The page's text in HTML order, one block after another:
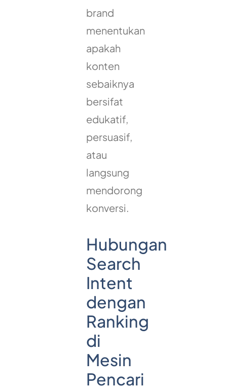
brand
menentukan
apakah
konten
sebaiknya
bersifat
edukatif,
persuasif,
atau
langsung
mendorong
konversi.
Hubungan
Search
Intent
dengan
Ranking
di
Mesin
Pencari